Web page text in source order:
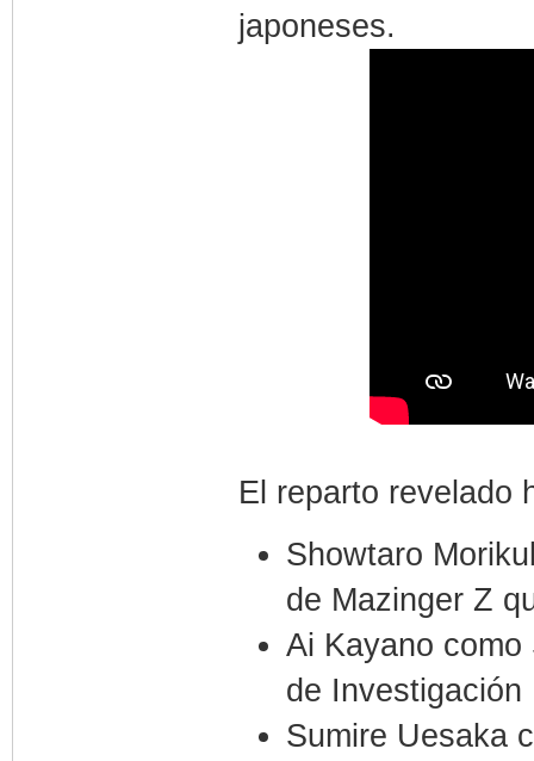
japoneses.
El reparto revelado
Showtaro
de Mazinger Z
Ai Kayano
de
Sumire Uesaka